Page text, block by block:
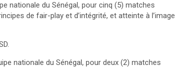
nationale du Sénégal, pour cinq (5) matches
de fair-play et d’intégrité, et atteinte à l’image
nationale du Sénégal, pour deux (2) matches